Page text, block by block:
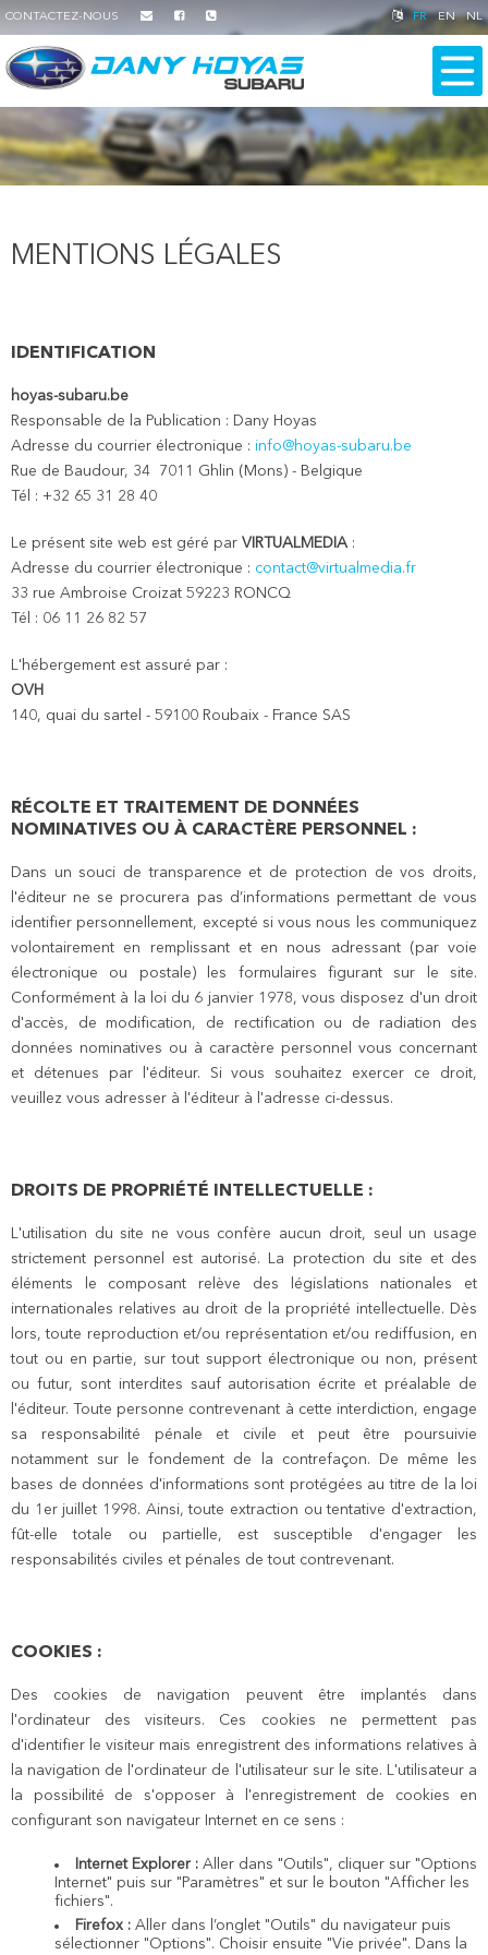
CONTACTEZ-NOUS FR EN NL
MENTIONS LÉGALES
IDENTIFICATION
hoyas-subaru.be
Responsable de la Publication : Dany Hoyas
Adresse du courrier électronique : info@hoyas-subaru.be
Rue de Baudour, 34 7011 Ghlin (Mons) - Belgique
Tél : +32 65 31 28 40
Le présent site web est géré par VIRTUALMEDIA:
Adresse du courrier électronique : contact@virtualmedia.fr
33 rue Ambroise Croizat 59223 RONCQ
Tél : 06 11 26 82 57
L'hébergement est assuré par :
OVH
140, quai du sartel - 59100 Roubaix - France SAS
RÉCOLTE ET TRAITEMENT DE DONNÉES
NOMINATIVES OU À CARACTÈRE PERSONNEL :
Dans un souci de transparence et de protection de vos droits,
l'éditeur ne se procurera pas d’informations permettant de vous
identifier personnellement, excepté si vous nous les communiquez
volontairement en remplissant et en nous adressant (par voie
électronique ou postale) les formulaires figurant sur le site.
Conformément à la loi du 6 janvier 1978, vous disposez d'un droit
d'accès, de modification, de rectification ou de radiation des
données nominatives ou à caractère personnel vous concernant
et détenues par l'éditeur. Si vous souhaitez exercer ce droit,
veuillez vous adresser à l'éditeur à l'adresse ci-dessus.
DROITS DE PROPRIÉTÉ INTELLECTUELLE :
L'utilisation du site ne vous confère aucun droit, seul un usage
strictement personnel est autorisé. La protection du site et des
éléments le composant relève des législations nationales et
internationales relatives au droit de la propriété intellectuelle. Dès
lors, toute reproduction et/ou représentation et/ou rediffusion, en
tout ou en partie, sur tout support électronique ou non, présent
ou futur, sont interdites sauf autorisation écrite et préalable de
l'éditeur. Toute personne contrevenant à cette interdiction, engage
sa responsabilité pénale et civile et peut être poursuivie
notamment sur le fondement de la contrefaçon. De même les
bases de données d'informations sont protégées au titre de la loi
du 1er juillet 1998. Ainsi, toute extraction ou tentative d'extraction,
fût-elle totale ou partielle, est susceptible d'engager les
responsabilités civiles et pénales de tout contrevenant.
COOKIES :
Des cookies de navigation peuvent être implantés dans
l'ordinateur des visiteurs. Ces cookies ne permettent pas
d'identifier le visiteur mais enregistrent des informations relatives à
la navigation de l'ordinateur de l'utilisateur sur le site. L'utilisateur a
la possibilité de s'opposer à l'enregistrement de cookies en
configurant son navigateur Internet en ce sens :
Internet Explorer : Aller dans "Outils", cliquer sur "Options
Internet" puis sur "Paramètres" et sur le bouton "Afficher les
fichiers".
Firefox : Aller dans l’onglet "Outils" du navigateur puis
sélectionner "Options". Choisir ensuite "Vie privée". Dans la